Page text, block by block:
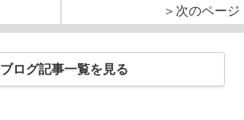
＞次のページ
ブログ記事一覧を見る